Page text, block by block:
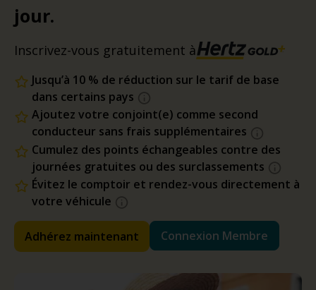
jour.
Inscrivez-vous gratuitement à
Jusqu’à 10 % de réduction sur le tarif de base
dans certains pays
Ajoutez votre conjoint(e) comme second
conducteur sans frais supplémentaires
Cumulez des points échangeables contre des
journées gratuites ou des surclassements
Évitez le comptoir et rendez-vous directement à
votre véhicule
Adhérez maintenant Connexion Membre